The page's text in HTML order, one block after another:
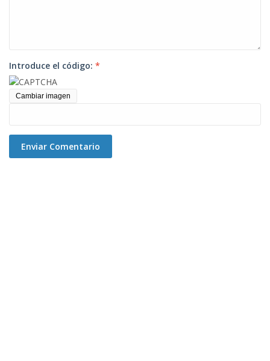
Introduce el código: *
Cambiar imagen
Enviar Comentario